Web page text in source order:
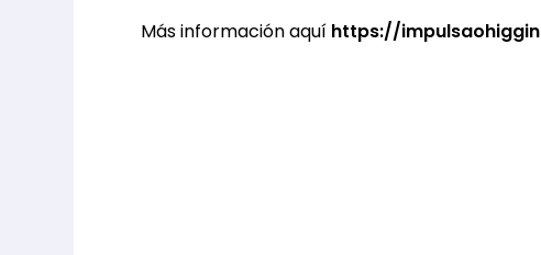
Más información aquí https://